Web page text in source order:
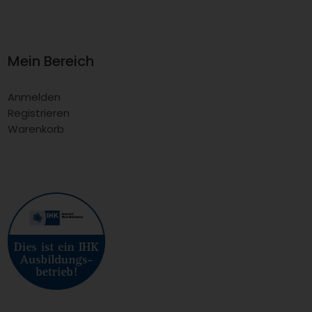
Mein Bereich
Anmelden
Registrieren
Warenkorb